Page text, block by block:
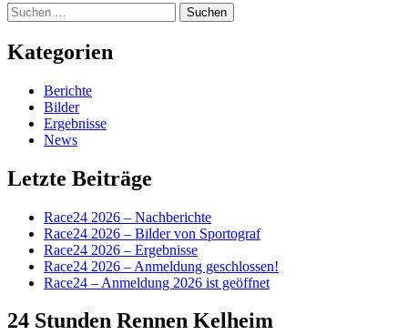
Suchen
nach:
Kategorien
Berichte
Bilder
Ergebnisse
News
Letzte Beiträge
Race24 2026 – Nachberichte
Race24 2026 – Bilder von Sportograf
Race24 2026 – Ergebnisse
Race24 2026 – Anmeldung geschlossen!
Race24 – Anmeldung 2026 ist geöffnet
24 Stunden Rennen Kelheim